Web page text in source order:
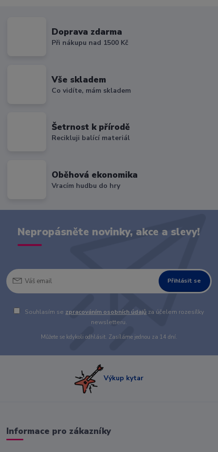
Doprava zdarma
Při nákupu nad 1500 Kč
Vše skladem
Co vidíte, mám skladem
Šetrnost k přírodě
Recikluji balící materiál
Oběhová ekonomika
Vracím hudbu do hry
Nepropásněte novinky, akce a slevy!
Přihlásit se
Souhlasím se zpracováním osobních údajů za účelem rozesílky
newsletteru.
Můžete se kdykoli odhlásit. Zasíláme jednou za 14 dní.
Výkup kytar
Informace pro zákazníky